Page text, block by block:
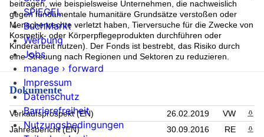
beitragen, wie beispielsweise Unternehmen, die nachweislich
gegen fundamentale humanitäre Grundsätze verstoßen oder
Menschenrechte verletzt haben, Tierversuche für die Zwecke von
Kosmetik- oder Körperpflegeprodukten durchführen oder
Kinderarbeit nutzen). Der Fonds ist bestrebt, das Risiko durch
eine Streuung nach Regionen und Sektoren zu reduzieren.
Dokumente
Verkaufsprospekt (EN) 26.02.2019 VW
Jahresbericht (EN)
30.09.2016 RE
SPIEGEL
BuchMarkt
Werbung
Jobs
manage › forward
Impressum
Datenschutz
Barrierefreiheit
Nutzungsbedingungen